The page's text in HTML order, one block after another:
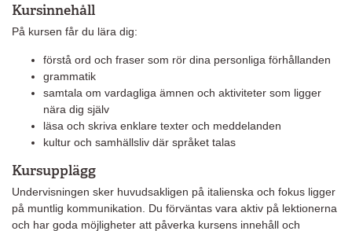
Kursinnehåll
På kursen får du lära dig:
förstå ord och fraser som rör dina personliga förhållanden
grammatik
samtala om vardagliga ämnen och aktiviteter som ligger
nära dig själv
läsa och skriva enklare texter och meddelanden
kultur och samhällsliv där språket talas
Kursupplägg
Undervisningen sker huvudsakligen på italienska och fokus ligger
på muntlig kommunikation. Du förväntas vara aktiv på lektionerna
och har goda möjligheter att påverka kursens innehåll och